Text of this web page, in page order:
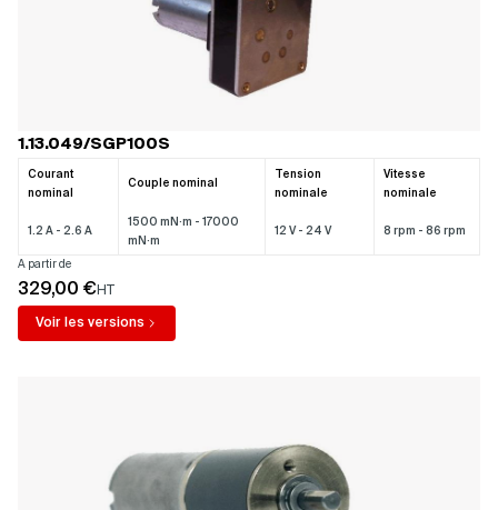
1.13.049/SGP100S
Courant
nominal
Couple nominal
Tension
nominale
Vitesse
nominale
1.2 A - 2.6 A
1500 mN·m - 17000
mN·m
12 V - 24 V 8 rpm - 86 rpm
A partir de
329,00 €HT
Voir les versions